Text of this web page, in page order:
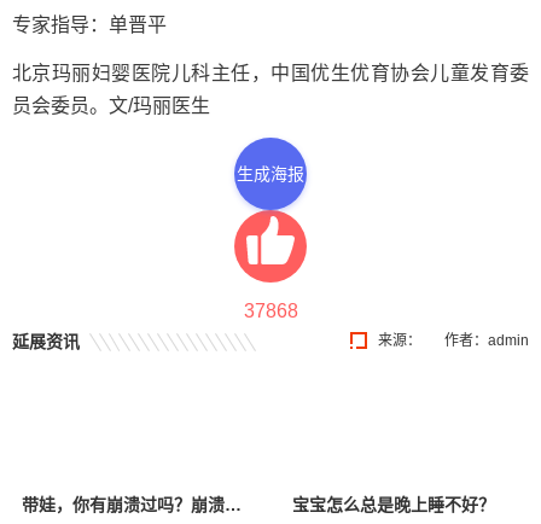
专家指导：单晋平
北京玛丽妇婴医院儿科主任，中国优生优育协会儿童发育委
员会委员。文/玛丽医生
生成海报
37868
来源： 作者：admin
延展资讯
带娃，你有崩溃过吗？崩溃以后该怎么办？ 宝宝怎么总是晚上睡不好？